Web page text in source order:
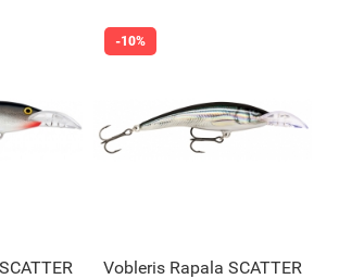
Vobleris Rapala SCATTER